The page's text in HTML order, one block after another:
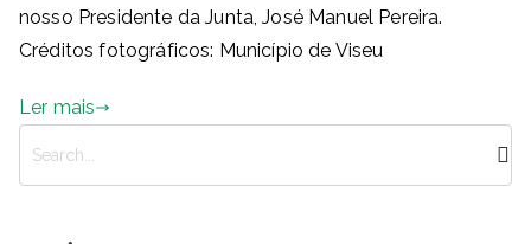
nosso Presidente da Junta, José Manuel Pereira.
Créditos fotográficos: Município de Viseu
Ler mais